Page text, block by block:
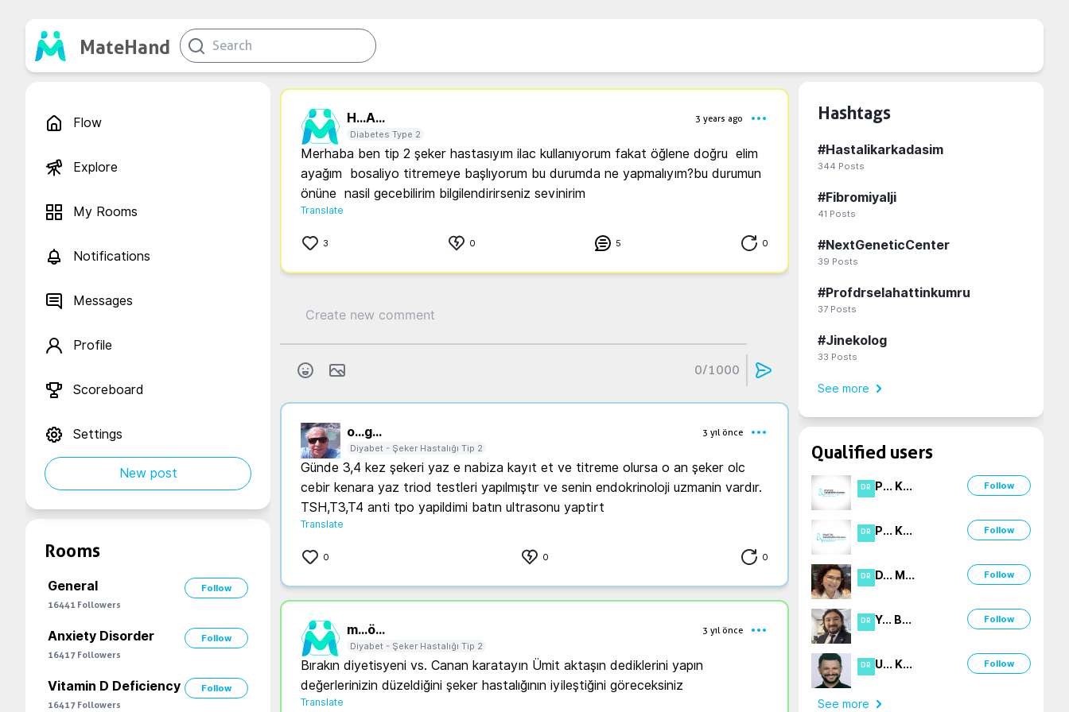
MateHand
Flow
Explore
My Rooms
Notifications
Messages
Profile
Scoreboard
Settings
New post
Rooms
General
Follow
16441 Followers
Anxiety Disorder
Follow
16417 Followers
Vitamin D Deficiency
Follow
16417 Followers
H...A...
3 years ago
Diabetes Type 2
Merhaba ben tip 2 şeker hastasıyım ilac kullanıyorum fakat öğlene doğru  elim
ayağım  bosaliyo titremeye başlıyorum bu durumda ne yapmalıyım?bu durumun
önüne  nasil gecebilirim bilgilendirirseniz sevinirim
Translate
3 0 5 0
0/1000
o...g...
3 yıl önce
Diyabet - Şeker Hastalığı Tip 2
Günde 3,4 kez şekeri yaz e nabiza kayıt et ve titreme olursa o an şeker olc
cebir kenara yaz triod testleri yapılmıştır ve senin endokrinoloji uzmanin vardır.
TSH,T3,T4 anti tpo yapildimi batın ultrasonu yaptirt
Translate
0 0 0
m...ö...
3 yıl önce
Diyabet - Şeker Hastalığı Tip 2
Bırakın diyetisyeni vs. Canan karatayın Ümit aktaşın dediklerini yapın
değerlerinizin düzeldiğini şeker hastalığının iyileştiğini göreceksiniz
Translate
Hashtags
#Hastalikarkadasim
344 Posts
#Fibromiyalji
41 Posts
#NextGeneticCenter
39 Posts
#Profdrselahattinkumru
37 Posts
#Jinekolog
33 Posts
See more
Qualified users
DR P... K... Follow
DR P... K... Follow
DR D... M... Follow
DR Y... B... Follow
DR U... K... Follow
See more